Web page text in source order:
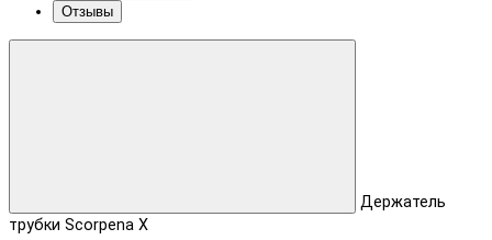
Отзывы
Держатель
трубки Scorpena X